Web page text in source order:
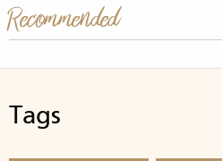
Recommended
Tags